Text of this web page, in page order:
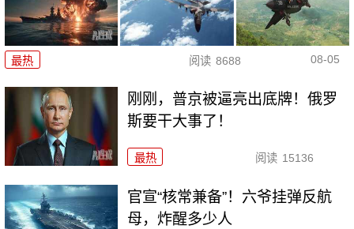
最热 阅读 8688 08-05
刚刚，普京被逼亮出底牌！俄罗
斯要干大事了！
最热 阅读 15136
官宣“核常兼备”！六爷挂弹反航
母，炸醒多少人